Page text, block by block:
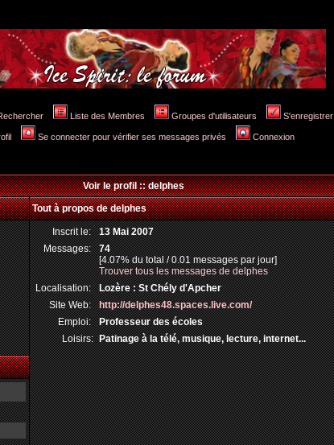
Liste des Membres Groupes d'utilisateurs S'enregistrer
Se connecter pour vérifier ses messages privés Connexion
Voir le profil :: delphes
Tout à propos de delphes
Inscrit le: 13 Mai 2007
Messages: 74
[4.07% du total / 0.01 messages par jour]
Trouver tous les messages de delphes
Localisation: Lozère : St Chély d'Apcher
Site Web: http://delphes48.spaces.live.com/
Emploi: Professeur des écoles
Loisirs: Patinage à la télé, musique, lecture, internet...